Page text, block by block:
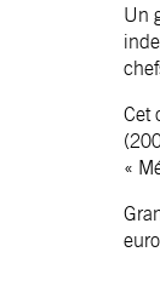
Un
Cet
«